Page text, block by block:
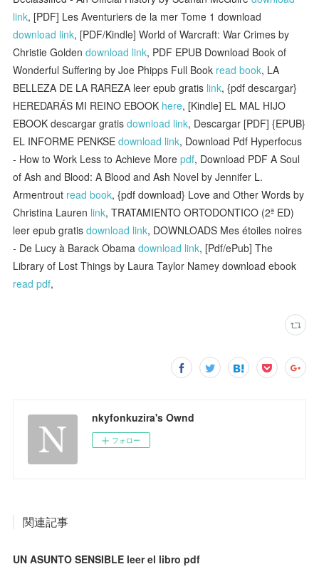
link, [PDF] Les Aventuriers de la mer Tome 1 download
download link, [PDF/Kindle] World of Warcraft: War Crimes by
Christie Goldendownload link, PDF EPUB Download Book of
Wonderful Suffering by Joe Phipps Full Book read book, LA
BELLEZA DE LA RAREZA leer epub gratis link, {pdf descargar}
HEREDARÁS MI REINO EBOOK here, [Kindle] EL MAL HIJO
EBOOK descargar gratisdownload link, Descargar [PDF] {EPUB}
EL INFORME PENKSEdownload link, Download Pdf Hyperfocus
- How to Work Less to Achieve Morepdf, Download PDF A Soul
of Ash and Blood: A Blood and Ash Novel by Jennifer L.
Armentrout read book, {pdf download} Love and Other Words by
Christina Lauren link, TRATAMIENTO ORTODONTICO (2ª ED)
leer epub gratisdownload link, DOWNLOADS Mes étoiles noires
- De Lucy à Barack Obamadownload link, [Pdf/ePub] The
Library of Lost Things by Laura Taylor Namey download ebook
read pdf,
nkyfonkuzira's Ownd
フォロー
関連記事
UN ASUNTO SENSIBLE leer el libro pdf